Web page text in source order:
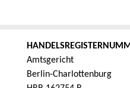
Amtsgericht
Berlin-Charlottenburg